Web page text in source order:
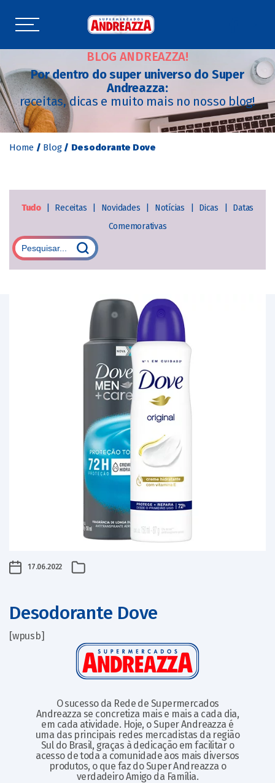
BLOG ANDREAZZA!
Por dentro do super universo do Super
Andreazza:
receitas, dicas e muito mais no nosso blog!
Home / Blog / Desodorante Dove
Tudo Receitas Novidades Notícias Dicas
Datas
Comemorativas
17.06.2022
Desodorante Dove
[wpusb]
O sucesso da Rede de Supermercados
Andreazza se concretiza mais e mais a cada dia,
em cada atividade. Hoje, o Super Andreazza é
uma das principais redes mercadistas da região
Sul do Brasil, graças à dedicação em facilitar o
acesso de toda a comunidade aos mais diversos
produtos, o que faz do Super Andreazza o
verdadeiro Amigo da Família.